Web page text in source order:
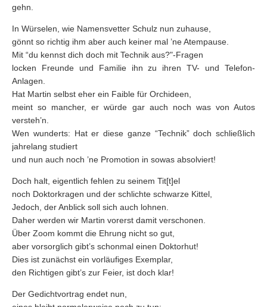
gehn.
In Würselen, wie Namensvetter Schulz nun zuhause,
gönnt so richtig ihm aber auch keiner mal ’ne Atempause.
Mit “du kennst dich doch mit Technik aus?"-Fragen
locken Freunde und Familie ihn zu ihren TV- und Telefon-
Anlagen.
Hat Martin selbst eher ein Faible für Orchideen,
meint so mancher, er würde gar auch noch was von Autos
versteh’n.
Wen wunderts: Hat er diese ganze “Technik” doch schließlich
jahrelang studiert
und nun auch noch ’ne Promotion in sowas absolviert!
Doch halt, eigentlich fehlen zu seinem Tit[t]el
noch Doktorkragen und der schlichte schwarze Kittel,
Jedoch, der Anblick soll sich auch lohnen.
Daher werden wir Martin vorerst damit verschonen.
Über Zoom kommt die Ehrung nicht so gut,
aber vorsorglich gibt’s schonmal einen Doktorhut!
Dies ist zunächst ein vorläufiges Exemplar,
den Richtigen gibt’s zur Feier, ist doch klar!
Der Gedichtvortrag endet nun,